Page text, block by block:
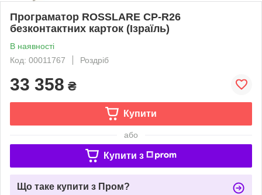
Програматор ROSSLARE CP-R26
безконтактних карток (Ізраїль)
В наявності
Код: 00011767
Роздріб
33 358 ₴
Купити
або
Купити з
Що таке купити з Пром?